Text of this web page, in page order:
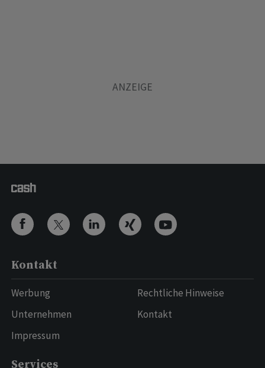
Kontakt
Werbung
Unternehmen
Impressum
Rechtliche Hinweise
Kontakt
Services